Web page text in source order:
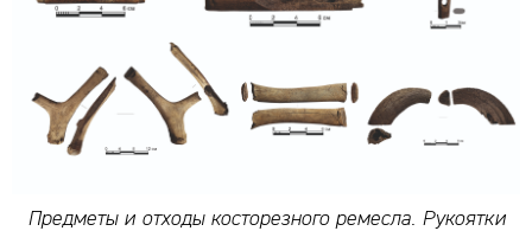
Предметы и отходы косторезного ремесла. Рукоятки